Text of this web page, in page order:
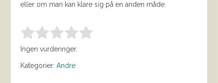
eller om man kan klare sig på en anden måde.
Bedøm denne vare: 1.00
Ingen vurderinger.
Kategorier:Andre